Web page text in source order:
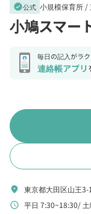
verified公式 小規模保育所 /
小鳩スマ
毎日の記入がラク
連絡帳アプリ
location_on 東京都大田区山王
schedule 平日 7:30~18:30